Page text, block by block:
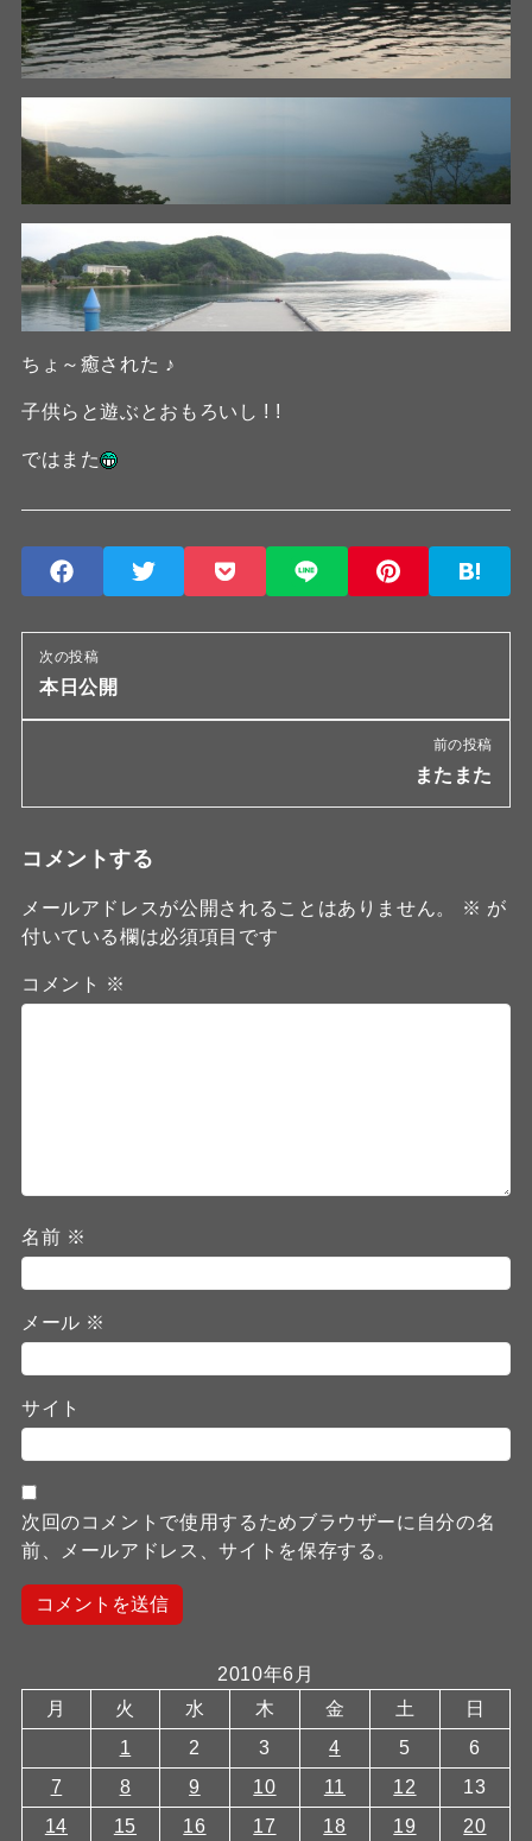
ちょ～癒された ♪
子供らと遊ぶとおもろいし ! !
ではまた
次の投稿
本日公開
前の投稿
またまた
コメントする
メールアドレスが公開されることはありません。 ※ が
付いている欄は必須項目です
コメント ※
名前 ※
メール ※
サイト
次回のコメントで使用するためブラウザーに自分の名
前、メールアドレス、サイトを保存する。
2010年6月
月
火 水 木 金 土
日
1
2 3 4 5
6
7
8 9 10 11 12
13
14
15 16 17 18 19 20